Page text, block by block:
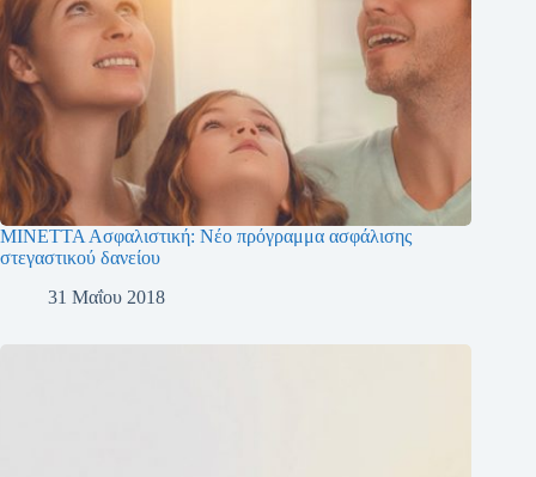
ΜΙΝΕΤΤΑ Ασφαλιστική: Νέο πρόγραμμα ασφάλισης
στεγαστικού δανείου
31 Μαΐου 2018